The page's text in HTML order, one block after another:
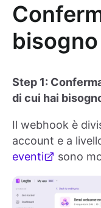
Step 1:
di cui hai
Il webhook è
account e a
eventi
sono